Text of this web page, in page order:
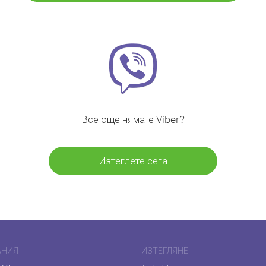
Все още нямате Viber?
Изтеглете сега
ИЗТЕГЛЯНЕ